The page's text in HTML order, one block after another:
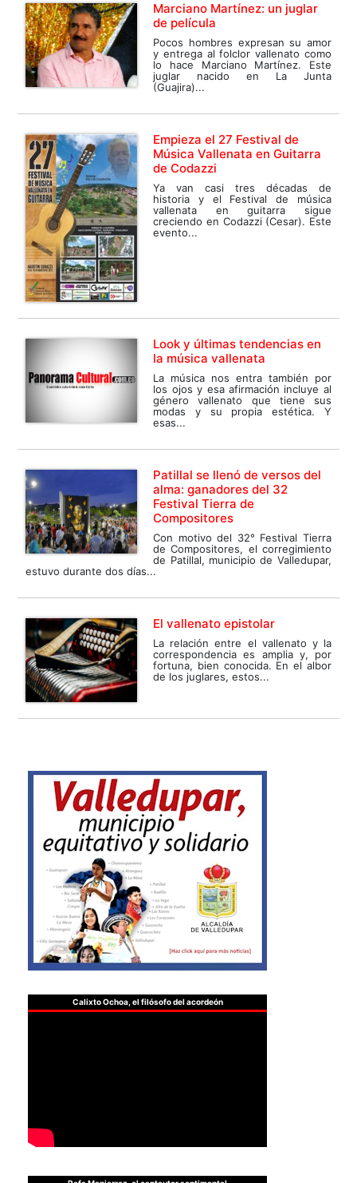
Marciano Martínez: un juglar
de película
Pocos hombres expresan su amor
y entrega al folclor vallenato como
lo hace Marciano Martínez. Este
juglar nacido en La Junta
(Guajira)...
Empieza el 27 Festival de
Música Vallenata en Guitarra
de Codazzi
Ya van casi tres décadas de
historia y el Festival de música
vallenata en guitarra sigue
creciendo en Codazzi (Cesar). Este
evento...
Look y últimas tendencias en
la música vallenata
La música nos entra también por
los ojos y esa afirmación incluye al
género vallenato que tiene sus
modas y su propia estética. Y
esas...
Patillal se llenó de versos del
alma: ganadores del 32
Festival Tierra de
Compositores
Con motivo del 32° Festival Tierra
de Compositores, el corregimiento
de Patillal, municipio de Valledupar,
estuvo durante dos días...
El vallenato epistolar
La relación entre el vallenato y la
correspondencia es amplia y, por
fortuna, bien conocida. En el albor
de los juglares, estos...
Calixto Ochoa, el filósofo del acordeón